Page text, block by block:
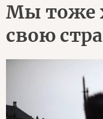
Мы тоже
свою